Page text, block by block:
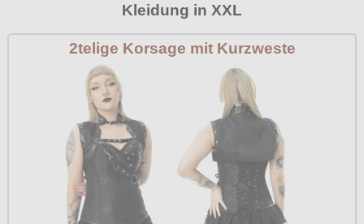
Sonderangebote
Geschenketipps
Kleidung/Gothic
alle Artikel
Girlblusen
Punkrock
Kleidung in XXL
2telige Korsage mit Kurzweste